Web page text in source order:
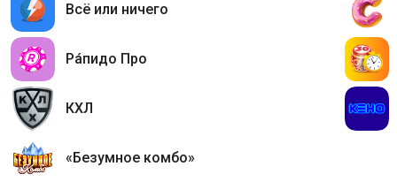
Всё или ничего
Ра́пидо Про
КХЛ
«Безумное комбо»